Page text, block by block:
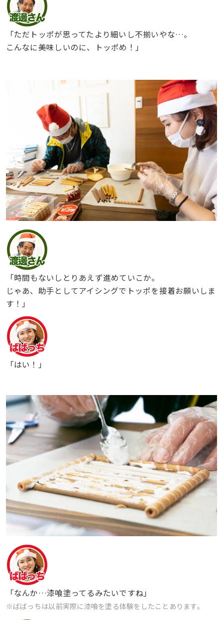
「ただトッポが思ってたより細いし不揃いやな…。
こんなに美味しいのに、トッポめ！」
「時間もないしとりあえず進めていこか。
じゃあ、助手としてアイシングでトッポを接着お願いしま
す！」
「はい！」
「なんか…漆喰塗ってるみたいですね」
※ばばっちは以前実際に漆喰を塗る体験をしたことあります。